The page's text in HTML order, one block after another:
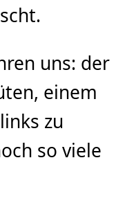
uns: der
einem
zu
so viele